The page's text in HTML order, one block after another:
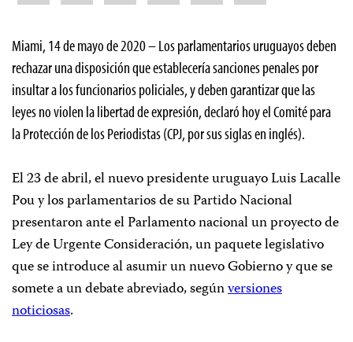
Miami, 14 de mayo de 2020 – Los parlamentarios uruguayos deben
rechazar una disposición que establecería sanciones penales por
insultar a los funcionarios policiales, y deben garantizar que las
leyes no violen la libertad de expresión, declaró hoy el Comité para
la Protección de los Periodistas (CPJ, por sus siglas en inglés).
El 23 de abril, el nuevo presidente uruguayo Luis Lacalle
Pou y los parlamentarios de su Partido Nacional
presentaron ante el Parlamento nacional un proyecto de
Ley de Urgente Consideración, un paquete legislativo
que se introduce al asumir un nuevo Gobierno y que se
somete a un debate abreviado, segúnversiones
noticiosas.